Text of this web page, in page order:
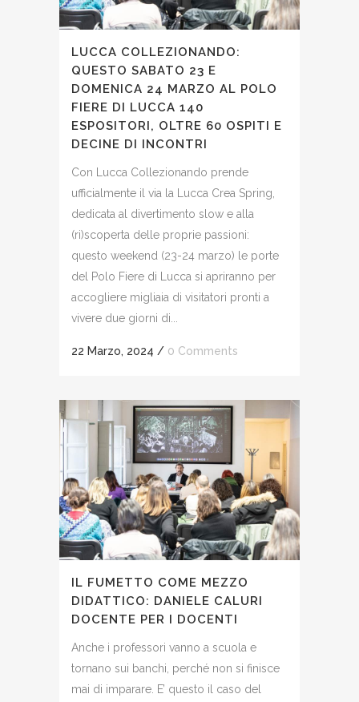
LUCCA COLLEZIONANDO:
QUESTO SABATO 23 E
DOMENICA 24 MARZO AL POLO
FIERE DI LUCCA 140
ESPOSITORI, OLTRE 60 OSPITI E
DECINE DI INCONTRI
Con Lucca Collezionando prende
ufficialmente il via la Lucca Crea Spring,
dedicata al divertimento slow e alla
(ri)scoperta delle proprie passioni:
questo weekend (23-24 marzo) le porte
del Polo Fiere di Lucca si apriranno per
accogliere migliaia di visitatori pronti a
vivere due giorni di...
22 Marzo, 2024 / 0 Comments
IL FUMETTO COME MEZZO
DIDATTICO: DANIELE CALURI
DOCENTE PER I DOCENTI
Anche i professori vanno a scuola e
tornano sui banchi, perché non si finisce
mai di imparare. E’ questo il caso del